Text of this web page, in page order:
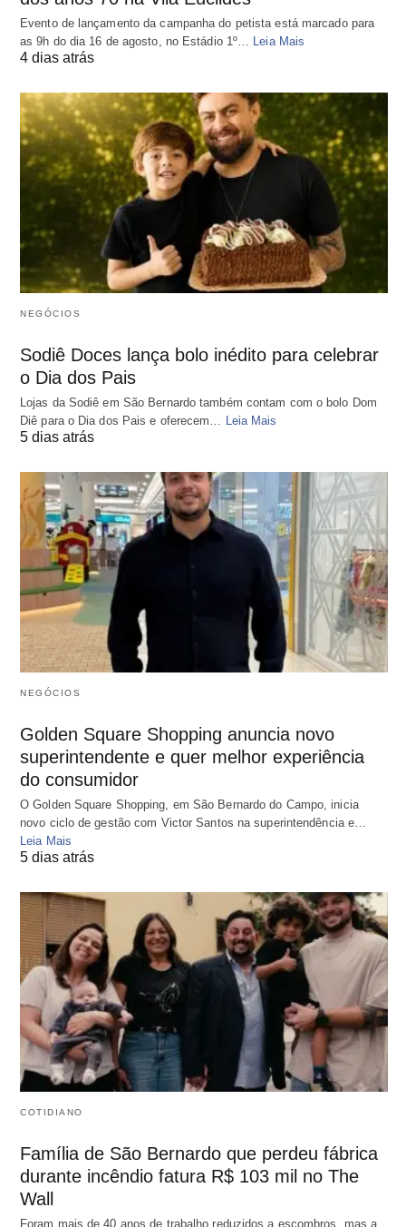
Evento de lançamento da campanha do petista está marcado para
as 9h do dia 16 de agosto, no Estádio 1º… Leia Mais
4 dias atrás
NEGÓCIOS
Sodiê Doces lança bolo inédito para celebrar
o Dia dos Pais
Lojas da Sodiê em São Bernardo também contam com o bolo Dom
Diê para o Dia dos Pais e oferecem… Leia Mais
5 dias atrás
NEGÓCIOS
Golden Square Shopping anuncia novo
superintendente e quer melhor experiência
do consumidor
O Golden Square Shopping, em São Bernardo do Campo, inicia
novo ciclo de gestão com Victor Santos na superintendência e…
Leia Mais
5 dias atrás
COTIDIANO
Família de São Bernardo que perdeu fábrica
durante incêndio fatura R$ 103 mil no The
Wall
Foram mais de 40 anos de trabalho reduzidos a escombros, mas a